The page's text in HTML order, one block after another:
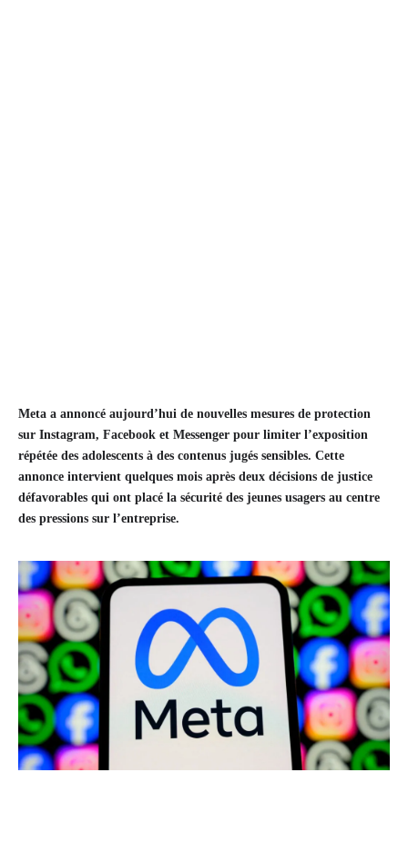
Meta a annoncé aujourd’hui de nouvelles mesures de protection
sur Instagram, Facebook et Messenger pour limiter l’exposition
répétée des adolescents à des contenus jugés sensibles. Cette
annonce intervient quelques mois après deux décisions de justice
défavorables qui ont placé la sécurité des jeunes usagers au centre
des pressions sur l’entreprise.